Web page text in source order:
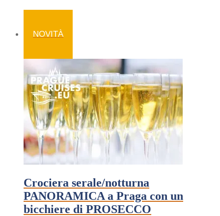
NOVITÀ
Crociera serale/notturna
PANORAMICA a Praga con un
bicchiere di PROSECCO